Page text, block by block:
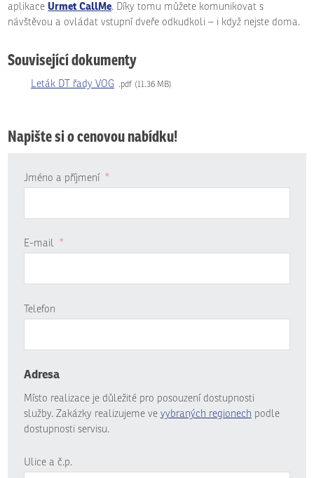
aplikace Urmet CallMe. Díky tomu můžete komunikovat s
návštěvou a ovládat vstupní dveře odkudkoli – i když nejste doma.
Související dokumenty
Leták DT řady VOG pdf 11.36 MB
Napište si o cenovou nabídku!
Jméno a příjmení *
E-mail *
Telefon
Adresa
Místo realizace je důležité pro posouzení dostupnosti
služby. Zakázky realizujeme ve vybraných regionech podle
dostupnosti servisu.
Ulice a č.p.